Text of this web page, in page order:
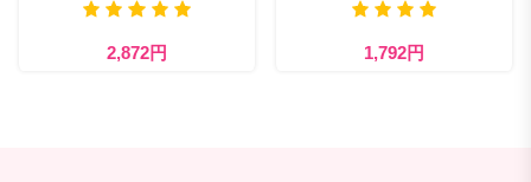
2,872円 1,792円